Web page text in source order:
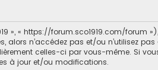
», « https://forum.sco1919.com/
n’accédez pas et/ou n’utilisez
celles-ci par vous-même. Si
à jour et/ou modifications.